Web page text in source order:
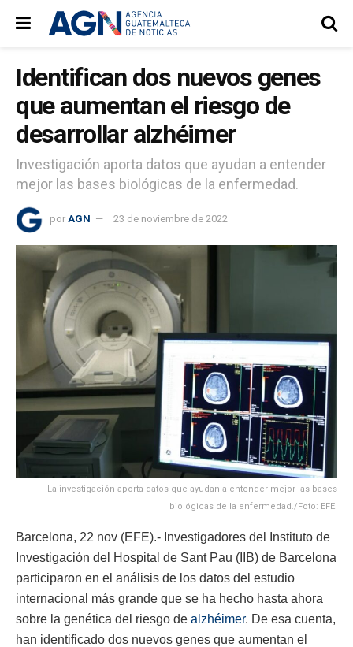
Identifican dos nuevos genes
que aumentan el riesgo de
desarrollar alzhéimer
Investigación aporta datos que ayudan a entender
mejor las bases biológicas de la enfermedad.
por AGN 23 de noviembre de 2022
La investigación aporta datos que ayudan a entender mejor las bases
biológicas de la enfermedad./Foto: EFE.
Barcelona, 22 nov (EFE).- Investigadores del Instituto de
Investigación del Hospital de Sant Pau (IIB) de Barcelona
participaron en el análisis de los datos del estudio
internacional más grande que se ha hecho hasta ahora
sobre la genética del riesgo de alzhéimer. De esa cuenta,
han identificado dos nuevos genes que aumentan el